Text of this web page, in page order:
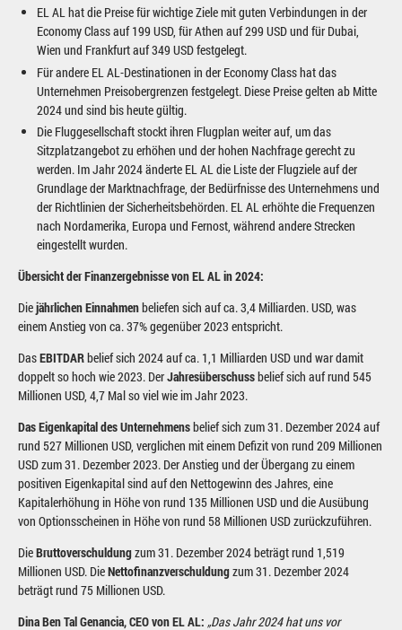
EL AL hat die Preise für wichtige Ziele mit guten Verbindungen in der
Economy Class auf 199 USD, für Athen auf 299 USD und für Dubai,
Wien und Frankfurt auf 349 USD festgelegt.
Für andere EL AL-Destinationen in der Economy Class hat das
Unternehmen Preisobergrenzen festgelegt. Diese Preise gelten ab Mitte
2024 und sind bis heute gültig.
Die Fluggesellschaft stockt ihren Flugplan weiter auf, um das
Sitzplatzangebot zu erhöhen und der hohen Nachfrage gerecht zu
werden. Im Jahr 2024 änderte EL AL die Liste der Flugziele auf der
Grundlage der Marktnachfrage, der Bedürfnisse des Unternehmens und
der Richtlinien der Sicherheitsbehörden. EL AL erhöhte die Frequenzen
nach Nordamerika, Europa und Fernost, während andere Strecken
eingestellt wurden.
Übersicht der Finanzergebnisse von EL AL in 2024:
Diejährlichen Einnahmenbeliefen sich auf ca. 3,4 Milliarden. USD, was
einem Anstieg von ca. 37% gegenüber 2023 entspricht.
DasEBITDARbelief sich 2024 auf ca. 1,1 Milliarden USD und war damit
doppelt so hoch wie 2023. DerJahresüberschussbelief sich auf rund 545
Millionen USD, 4,7 Mal so viel wie im Jahr 2023.
Das Eigenkapital des Unternehmensbelief sich zum 31. Dezember 2024 auf
rund 527 Millionen USD, verglichen mit einem Defizit von rund 209 Millionen
USD zum 31. Dezember 2023. Der Anstieg und der Übergang zu einem
positiven Eigenkapital sind auf den Nettogewinn des Jahres, eine
Kapitalerhöhung in Höhe von rund 135 Millionen USD und die Ausübung
von Optionsscheinen in Höhe von rund 58 Millionen USD zurückzuführen.
DieBruttoverschuldungzum 31. Dezember 2024 beträgt rund 1,519
Millionen USD. DieNettofinanzverschuldungzum 31. Dezember 2024
beträgt rund 75 Millionen USD.
Dina Ben Tal Genancia, CEO von EL AL: „Das Jahr 2024 hat uns vor